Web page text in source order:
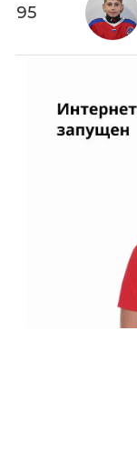
95